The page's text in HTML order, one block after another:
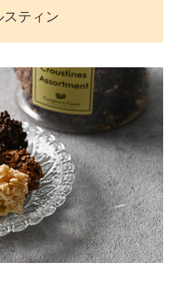
スティン